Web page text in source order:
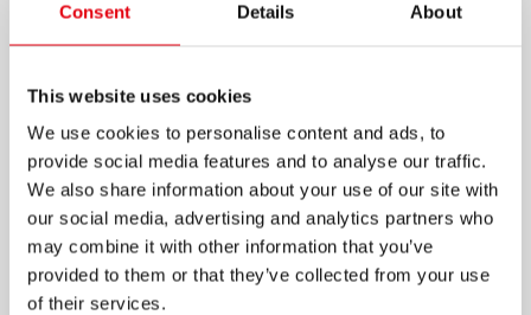
Consent Details About
This website uses cookies
We use cookies to personalise content and ads, to
provide social media features and to analyse our traffic.
We also share information about your use of our site with
our social media, advertising and analytics partners who
may combine it with other information that you’ve
provided to them or that they’ve collected from your use
of their services.
древесины высокого качества, что
обеспечивает легкую заточку (FSC-C183931)
На каждом карандаше есть специальное
поле для указания имени ребенка
Эргономичная трехгранная форма корпуса
позволяет правильно держать карандаш,
развивает мелкую моторику рук и